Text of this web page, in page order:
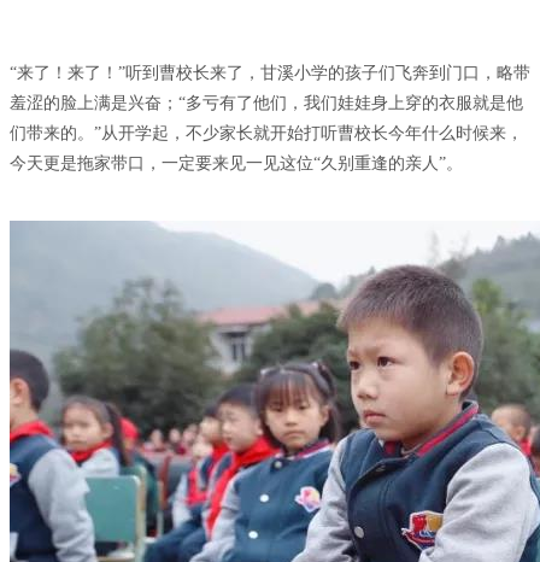
“来了！来了！”听到曹校长来了，甘溪小学的孩子们飞奔到门口，略带
羞涩的脸上满是兴奋；“多亏有了他们，我们娃娃身上穿的衣服就是他
们带来的。”从开学起，不少家长就开始打听曹校长今年什么时候来，
今天更是拖家带口，一定要来见一见这位“久别重逢的亲人”。